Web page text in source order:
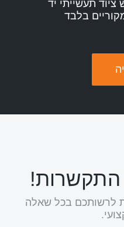
ציוד תעשייתי יד
בלבד
התקשרות!
לרשותכם בכל שאלה